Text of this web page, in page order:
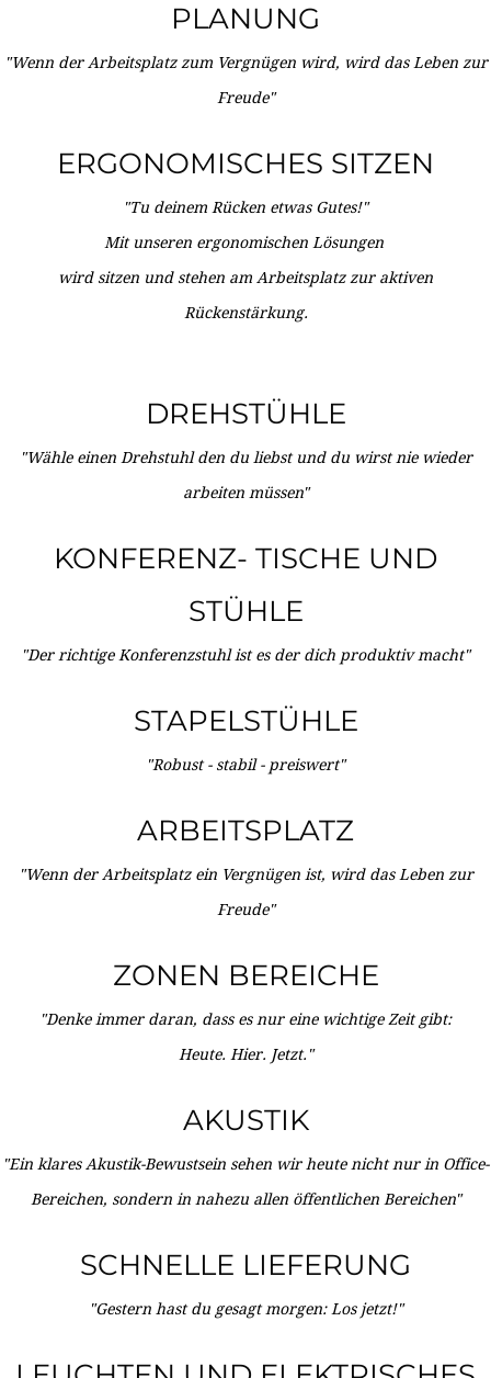
PLANUNG
"Wenn der Arbeitsplatz zum Vergnügen wird, wird das Leben zur
Freude"
ERGONOMISCHES SITZEN
"Tu deinem Rücken etwas Gutes!"
Mit unseren ergonomischen Lösungen
wird sitzen und stehen am Arbeitsplatz zur aktiven
Rückenstärkung.
DREHSTÜHLE
"Wähle einen Drehstuhl den du liebst und du wirst nie wieder
arbeiten müssen"
KONFERENZ- TISCHE UND
STÜHLE
"Der richtige Konferenzstuhl ist es der dich produktiv macht"
STAPELSTÜHLE
"Robust - stabil - preiswert"
ARBEITSPLATZ
"Wenn der Arbeitsplatz ein Vergnügen ist, wird das Leben zur
Freude"
ZONEN BEREICHE
"Denke immer daran, dass es nur eine wichtige Zeit gibt:
Heute. Hier. Jetzt."
AKUSTIK
"Ein klares Akustik-Bewustsein sehen wir heute nicht nur in Office-
Bereichen, sondern in nahezu allen öffentlichen Bereichen"
SCHNELLE LIEFERUNG
"Gestern hast du gesagt morgen: Los jetzt!"